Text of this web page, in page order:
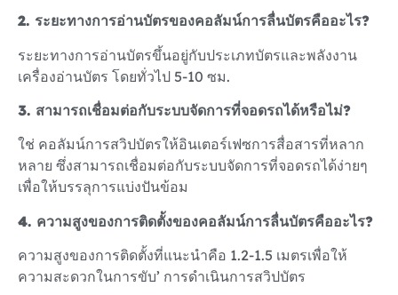
2. ระยะทางการอ่านบัตรของคอลัมน์การลื่นบัตรคืออะไร?
ระยะทางการอ่านบัตรขึ้นอยู่กับประเภทบัตรและพลังงาน
เครื่องอ่านบัตร โดยทั่วไป 5-10 ซม.
3. สามารถเชื่อมต่อกับระบบจัดการที่จอดรถได้หรือไม่?
ใช่ คอลัมน์การสวิปบัตรให้อินเตอร์เฟซการสื่อสารที่หลาก
หลาย ซึ่งสามารถเชื่อมต่อกับระบบจัดการที่จอดรถได้ง่ายๆ
เพื่อให้บรรลุการแบ่งปันข้อม
4. ความสูงของการติดตั้งของคอลัมน์การลื่นบัตรคืออะไร?
ความสูงของการติดตั้งที่แนะนำคือ 1.2-1.5 เมตรเพื่อให้
ความสะดวกในการขับ’ การดำเนินการสวิปบัตร